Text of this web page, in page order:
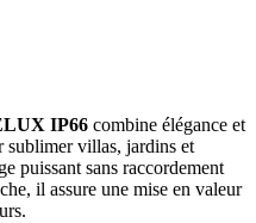
IP66 combine élégance et
sublimer villas, jardins et
puissant sans raccordement
il assure une mise en valeur